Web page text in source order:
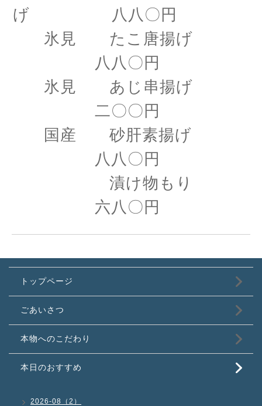
げ 八八〇円
氷見 たこ唐揚げ
八八〇円
氷見 あじ串揚げ
二〇〇円
国産 砂肝素揚げ
八八〇円
漬け物もり
六八〇円
トップページ
ごあいさつ
本物へのこだわり
本日のおすすめ
2026-08（2）